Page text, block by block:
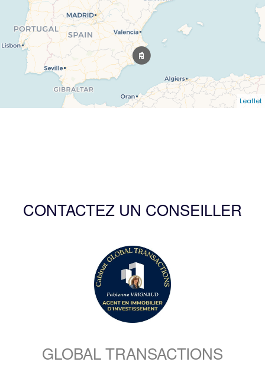
Leaflet
CONTACTEZ UN CONSEILLER
GLOBAL TRANSACTIONS